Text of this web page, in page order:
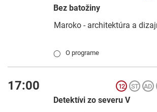
Bez batožiny
Maroko - architektúra a
◯ O programe
17:00
Detektívi zo severu V